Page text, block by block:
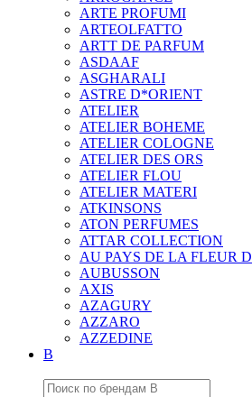
ARTE PROFUMI
ARTEOLFATTO
ARTT DE PARFUM
ASDAAF
ASGHARALI
ASTRE D*ORIENT
ATELIER
ATELIER BOHEME
ATELIER COLOGNE
ATELIER DES ORS
ATELIER FLOU
ATELIER MATERI
ATKINSONS
ATON PERFUMES
ATTAR COLLECTION
AU PAYS DE LA FLEUR
AUBUSSON
AXIS
AZAGURY
AZZARO
AZZEDINE
B